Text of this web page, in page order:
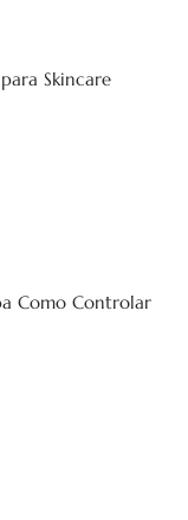
Skincare
Como Controlar